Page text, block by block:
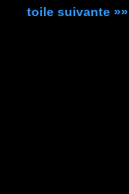
toile suivante »»